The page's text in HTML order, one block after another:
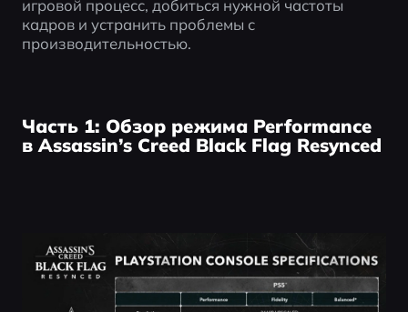
игровой процесс, добиться нужной частоты
кадров и устранить проблемы с
производительностью.
Часть 1: Обзор режима Performance
в Assassin’s Creed Black Flag Resynced